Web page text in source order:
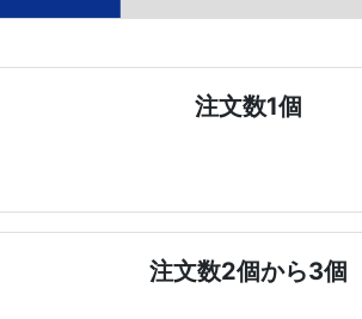
注文数1個
注文数2個から3個